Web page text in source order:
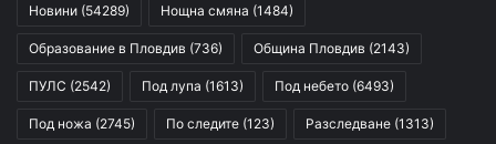
Новини (54289) Нощна смяна (1484)
Образование в Пловдив (736) Община Пловдив (2143)
ПУЛС (2542) Под лупа (1613) Под небето (6493)
Под ножа (2745) По следите (123) Разследване (1313)